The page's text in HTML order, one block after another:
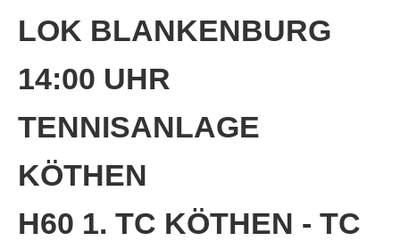
5. Kreismeisterschaften Anhalt Bitterfeld Kinder und
LOK BLANKENBURG
14:00 UHR
TENNISANLAGE
KÖTHEN
H60 1. TC KÖTHEN - TC